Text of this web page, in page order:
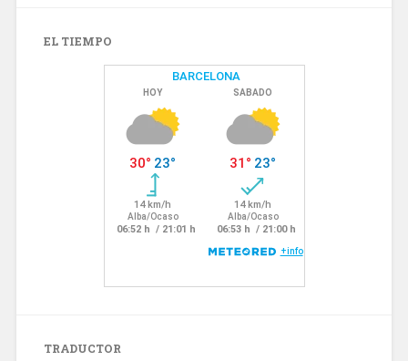
EL TIEMPO
TRADUCTOR